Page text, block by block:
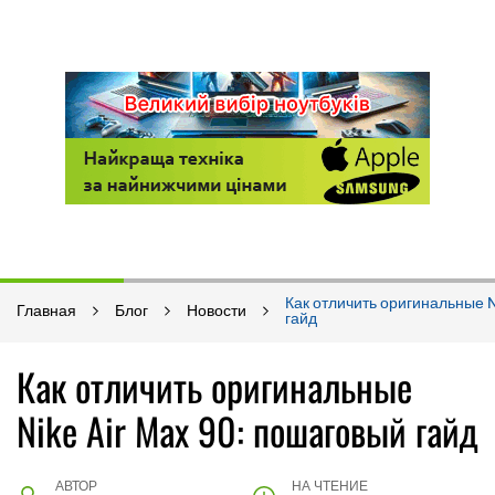
Главная Блог Новости
Как отличить оригинальные
гайд
Как отличить оригинальные
Nike Air Max 90: пошаговый гайд
АВТОР НА ЧТЕНИЕ